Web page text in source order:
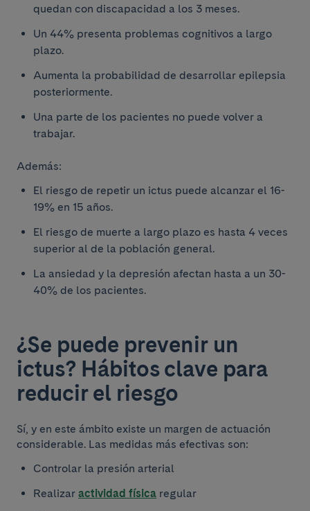
quedan con discapacidad a los 3 meses.
Un 44% presenta problemas cognitivos a largo
plazo.
Aumenta la probabilidad de desarrollar epilepsia
posteriormente.
Una parte de los pacientes no puede volver a
trabajar.
Además:
El riesgo de repetir un ictus puede alcanzar el 16-
19% en 15 años.
El riesgo de muerte a largo plazo es hasta 4 veces
superior al de la población general.
La ansiedad y la depresión afectan hasta a un 30-
40% de los pacientes.
¿Se puede prevenir un
ictus? Hábitos clave para
reducir el riesgo
Sí, y en este ámbito existe un margen de actuación
considerable. Las medidas más efectivas son:
Controlar la presión arterial
Realizar actividad física regular